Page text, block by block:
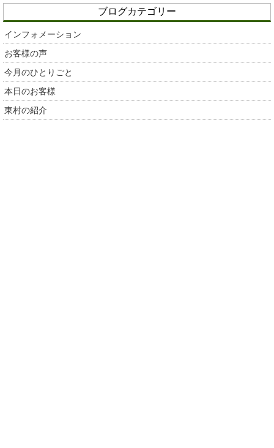
ブログカテゴリー
インフォメーション
お客様の声
今月のひとりごと
本日のお客様
東村の紹介